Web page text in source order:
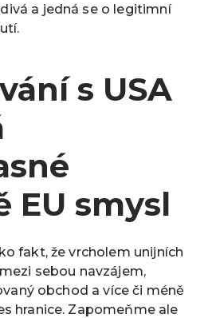
a jedná se o legitimní
s USA
EU smysl
fakt, že vrcholem unijních
sebou navzájem,
obchod a více či méně
hranice. Zapomeňme ale